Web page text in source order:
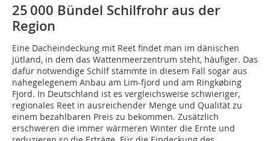
25 000 Bündel Schilfrohr aus der
Region
Eine Dacheindeckung mit Reet findet man im dänischen
Jütland, in dem das Wattenmeerzentrum steht, häufiger. Das
dafür notwendige Schilf stammte in diesem Fall sogar aus
nahegelegenem Anbau am Lim-fjord und am Ringkøbing
Fjord. In Deutschland ist es vergleichsweise schwieriger,
regionales Reet in ausreichender Menge und Qualität zu
einem bezahlbaren Preis zu bekommen. Zusätzlich
erschweren die immer wärmeren Winter die Ernte und